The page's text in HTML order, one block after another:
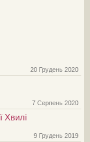
20 Грудень 2020
7 Серпень 2020
Хвилі
9 Грудень 2019